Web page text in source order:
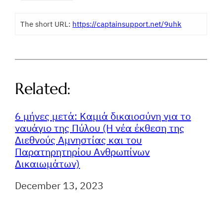
The short URL: https://captainsupport.net/9uhk
Related:
6 μήνες μετά: Καμιά δικαιοσύνη για το
ναυάγιο της Πύλου (Η νέα έκθεση της
Διεθνούς Αμνηστίας και του
Παρατηρητηρίου Ανθρωπίνων
Δικαιωμάτων)
Ημερομηνία
December 13, 2023